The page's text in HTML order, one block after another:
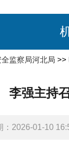
监察局河北局 >>
李强主持
：2026-01-10